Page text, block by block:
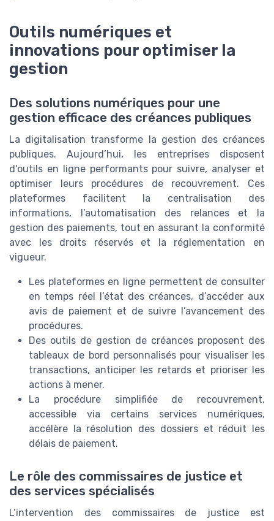
Outils numériques et
innovations pour optimiser la
gestion
Des solutions numériques pour une
gestion efficace des créances publiques
La digitalisation transforme la gestion des créances
publiques. Aujourd’hui, les entreprises disposent
d’outils en ligne performants pour suivre, analyser et
optimiser leurs procédures de recouvrement. Ces
plateformes facilitent la centralisation des
informations, l’automatisation des relances et la
gestion des paiements, tout en assurant la conformité
avec les droits réservés et la réglementation en
vigueur.
Les plateformes en ligne permettent de consulter
en temps réel l’état des créances, d’accéder aux
avis de paiement et de suivre l’avancement des
procédures.
Des outils de gestion de créances proposent des
tableaux de bord personnalisés pour visualiser les
transactions, anticiper les retards et prioriser les
actions à mener.
La procédure simplifiée de recouvrement,
accessible via certains services numériques,
accélère la résolution des dossiers et réduit les
délais de paiement.
Le rôle des commissaires de justice et
des services spécialisés
L’intervention des commissaires de justice est